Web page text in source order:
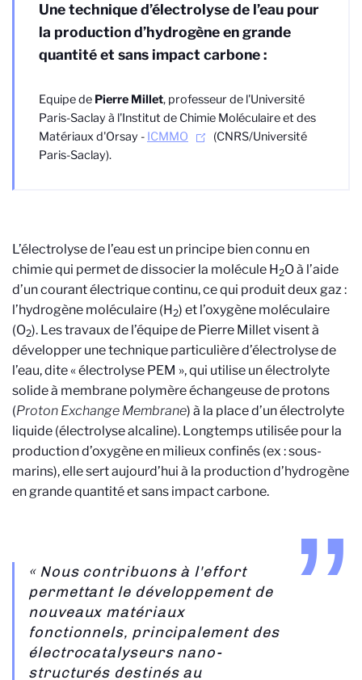
Une technique d’électrolyse de l’eau pour
la production d’hydrogène en grande
quantité et sans impact carbone :
Equipe de Pierre Millet, professeur de l'Université
Paris-Saclay à l'Institut de Chimie Moléculaire et des
Matériaux d'Orsay - ICMMO
(CNRS/Université
Paris-Saclay).
L’électrolyse de l’eau est un principe bien connu en
chimie qui permet de dissocier la molécule H2O à l’aide
d’un courant électrique continu, ce qui produit deux gaz :
l’hydrogène moléculaire (H2) et l’oxygène moléculaire
(O2). Les travaux de l’équipe de Pierre Millet visent à
développer une technique particulière d’électrolyse de
l’eau, dite « électrolyse PEM », qui utilise un électrolyte
solide à membrane polymère échangeuse de protons
(Proton Exchange Membrane) à la place d’un électrolyte
liquide (électrolyse alcaline). Longtemps utilisée pour la
production d’oxygène en milieux confinés (ex : sous-
marins), elle sert aujourd’hui à la production d’hydrogène
en grande quantité et sans impact carbone.
« Nous contribuons à l'effort
permettant le développement de
nouveaux matériaux
fonctionnels, principalement des
électrocatalyseurs nano-
structurés destinés au